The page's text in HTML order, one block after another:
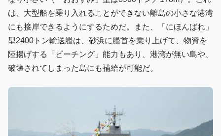
は、大型船を乗り入れることができない離島の小さな港湾
にも接岸できるようにするためだ。また、「にほんばれ」
型2400トン輸送艦は、砂浜に艦首を乗り上げて、物資を
陸揚げする「ビーチング」能力もあり、港湾が無い島や、
破壊されてしまった島にも補給が可能だ。